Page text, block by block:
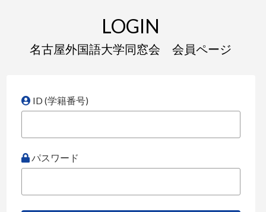
LOGIN
名古屋外国語大学同窓会 会員ページ
ID (学籍番号)
パスワード